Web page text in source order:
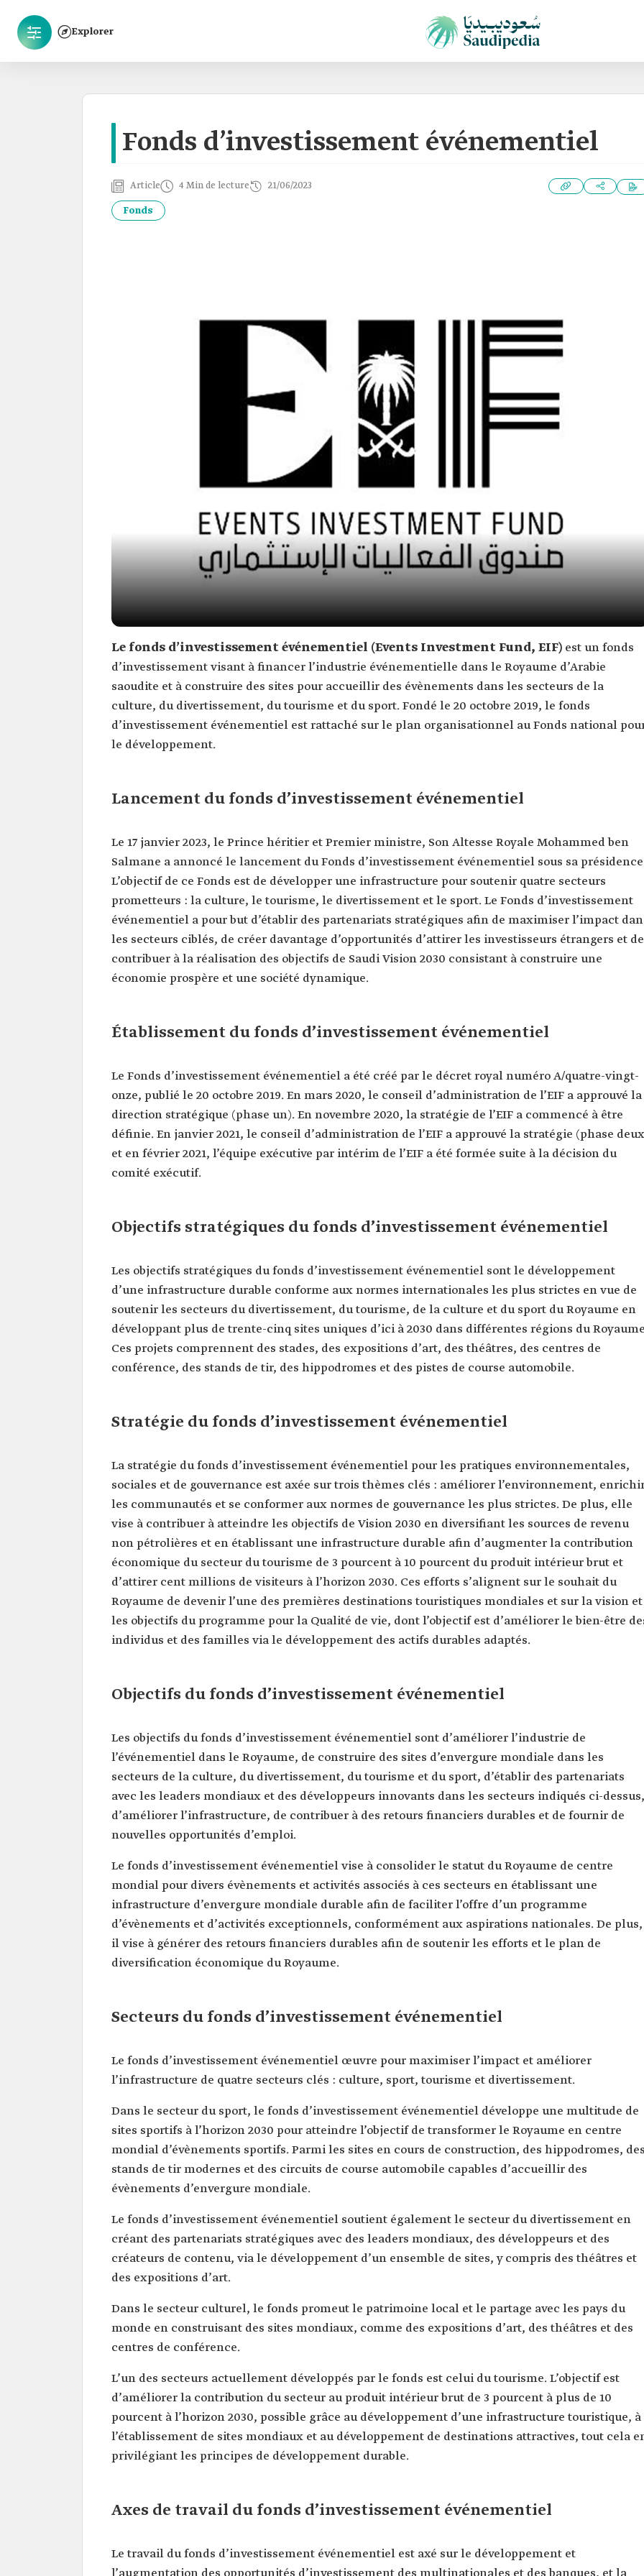
Explorer
Fonds d’investissement événementiel
Article 4 Min de lecture 21/06/2023
Fonds
Le fonds d’investissement événementiel (Events Investment Fund, EIF) est un fonds
d’investissement visant à financer l’industrie événementielle dans le Royaume d’Arabie
saoudite et à construire des sites pour accueillir des évènements dans les secteurs de la
culture, du divertissement, du tourisme et du sport. Fondé le 20 octobre 2019, le fonds
d’investissement événementiel est rattaché sur le plan organisationnel au Fonds national
le développement.
Lancement du fonds d’investissement événementiel
Le 17 janvier 2023, le Prince héritier et Premier ministre, Son Altesse Royale Mohammed ben
Salmane a annoncé le lancement du Fonds d’investissement événementiel sous sa
L’objectif de ce Fonds est de développer une infrastructure pour soutenir quatre secteurs
prometteurs : la culture, le tourisme, le divertissement et le sport. Le Fonds d’investissement
événementiel a pour but d’établir des partenariats stratégiques afin de maximiser l’impact
les secteurs ciblés, de créer davantage d’opportunités d’attirer les investisseurs étrangers et de
contribuer à la réalisation des objectifs de Saudi Vision 2030 consistant à construire une
économie prospère et une société dynamique.
Établissement du fonds d’investissement événementiel
Le Fonds d’investissement événementiel a été créé par le décret royal numéro A/quatre-vingt-
onze, publié le 20 octobre 2019. En mars 2020, le conseil d’administration de l’EIF a approuvé la
direction stratégique (phase un). En novembre 2020, la stratégie de l’EIF a commencé à être
définie. En janvier 2021, le conseil d’administration de l’EIF a approuvé la stratégie (phase
et en février 2021, l’équipe exécutive par intérim de l’EIF a été formée suite à la décision du
comité exécutif.
Objectifs stratégiques du fonds d’investissement événementiel
Les objectifs stratégiques du fonds d’investissement événementiel sont le développement
d’une infrastructure durable conforme aux normes internationales les plus strictes en vue de
soutenir les secteurs du divertissement, du tourisme, de la culture et du sport du Royaume en
développant plus de trente-cinq sites uniques d’ici à 2030 dans différentes régions du
Ces projets comprennent des stades, des expositions d’art, des théâtres, des centres de
conférence, des stands de tir, des hippodromes et des pistes de course automobile.
Stratégie du fonds d’investissement événementiel
La stratégie du fonds d’investissement événementiel pour les pratiques environnementales,
sociales et de gouvernance est axée sur trois thèmes clés : améliorer l’environnement,
les communautés et se conformer aux normes de gouvernance les plus strictes. De plus, elle
vise à contribuer à atteindre les objectifs de Vision 2030 en diversifiant les sources de revenu
non pétrolières et en établissant une infrastructure durable afin d’augmenter la contribution
économique du secteur du tourisme de 3 pourcent à 10 pourcent du produit intérieur brut et
d’attirer cent millions de visiteurs à l’horizon 2030. Ces efforts s’alignent sur le souhait du
Royaume de devenir l’une des premières destinations touristiques mondiales et sur la vision et
les objectifs du programme pour la Qualité de vie, dont l’objectif est d’améliorer le bien-être
individus et des familles via le développement des actifs durables adaptés.
Objectifs du fonds d’investissement événementiel
Les objectifs du fonds d’investissement événementiel sont d’améliorer l’industrie de
l’événementiel dans le Royaume, de construire des sites d’envergure mondiale dans les
secteurs de la culture, du divertissement, du tourisme et du sport, d’établir des partenariats
avec les leaders mondiaux et des développeurs innovants dans les secteurs indiqués ci-dessus,
d’améliorer l’infrastructure, de contribuer à des retours financiers durables et de fournir de
nouvelles opportunités d’emploi.
Le fonds d’investissement événementiel vise à consolider le statut du Royaume de centre
mondial pour divers évènements et activités associés à ces secteurs en établissant une
infrastructure d’envergure mondiale durable afin de faciliter l’offre d’un programme
d’évènements et d’activités exceptionnels, conformément aux aspirations nationales. De plus,
il vise à générer des retours financiers durables afin de soutenir les efforts et le plan de
diversification économique du Royaume.
Secteurs du fonds d’investissement événementiel
Le fonds d’investissement événementiel œuvre pour maximiser l’impact et améliorer
l’infrastructure de quatre secteurs clés : culture, sport, tourisme et divertissement.
Dans le secteur du sport, le fonds d’investissement événementiel développe une multitude de
sites sportifs à l’horizon 2030 pour atteindre l’objectif de transformer le Royaume en centre
mondial d’évènements sportifs. Parmi les sites en cours de construction, des hippodromes,
stands de tir modernes et des circuits de course automobile capables d’accueillir des
évènements d’envergure mondiale.
Le fonds d’investissement événementiel soutient également le secteur du divertissement en
créant des partenariats stratégiques avec des leaders mondiaux, des développeurs et des
créateurs de contenu, via le développement d’un ensemble de sites, y compris des théâtres et
des expositions d’art.
Dans le secteur culturel, le fonds promeut le patrimoine local et le partage avec les pays du
monde en construisant des sites mondiaux, comme des expositions d’art, des théâtres et des
centres de conférence.
L’un des secteurs actuellement développés par le fonds est celui du tourisme. L’objectif est
d’améliorer la contribution du secteur au produit intérieur brut de 3 pourcent à plus de 10
pourcent à l’horizon 2030, possible grâce au développement d’une infrastructure touristique, à
l’établissement de sites mondiaux et au développement de destinations attractives, tout cela
privilégiant les principes de développement durable.
Axes de travail du fonds d’investissement événementiel
Le travail du fonds d’investissement événementiel est axé sur le développement et